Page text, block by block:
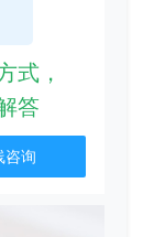
式，
答
咨询